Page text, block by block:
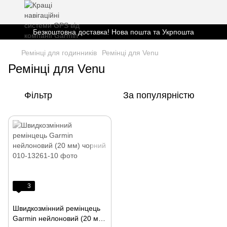
Безкоштовна доставка! Нова пошта та Укрпошта
Ремінці для годинників Ремінці для Venu
Ремінці для Venu
Фільтр За популярністю
3
Швидкозмінний ремінцець
Garmin нейлоновий (20 мм)